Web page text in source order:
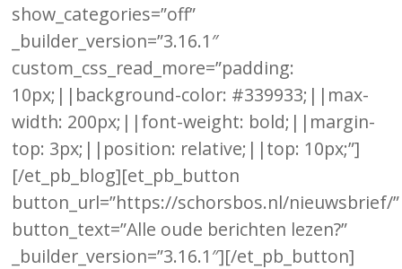
show_categories=”off”
_builder_version=”3.16.1″
custom_css_read_more=”padding:
10px;||background-color: #339933;||max-
width: 200px;||font-weight: bold;||margin-
top: 3px;||position: relative;||top: 10px;”]
[/et_pb_blog][et_pb_button
button_url=”https://schorsbos.nl/nieuwsbrief/”
button_text=”Alle oude berichten lezen?”
_builder_version=”3.16.1″][/et_pb_button]